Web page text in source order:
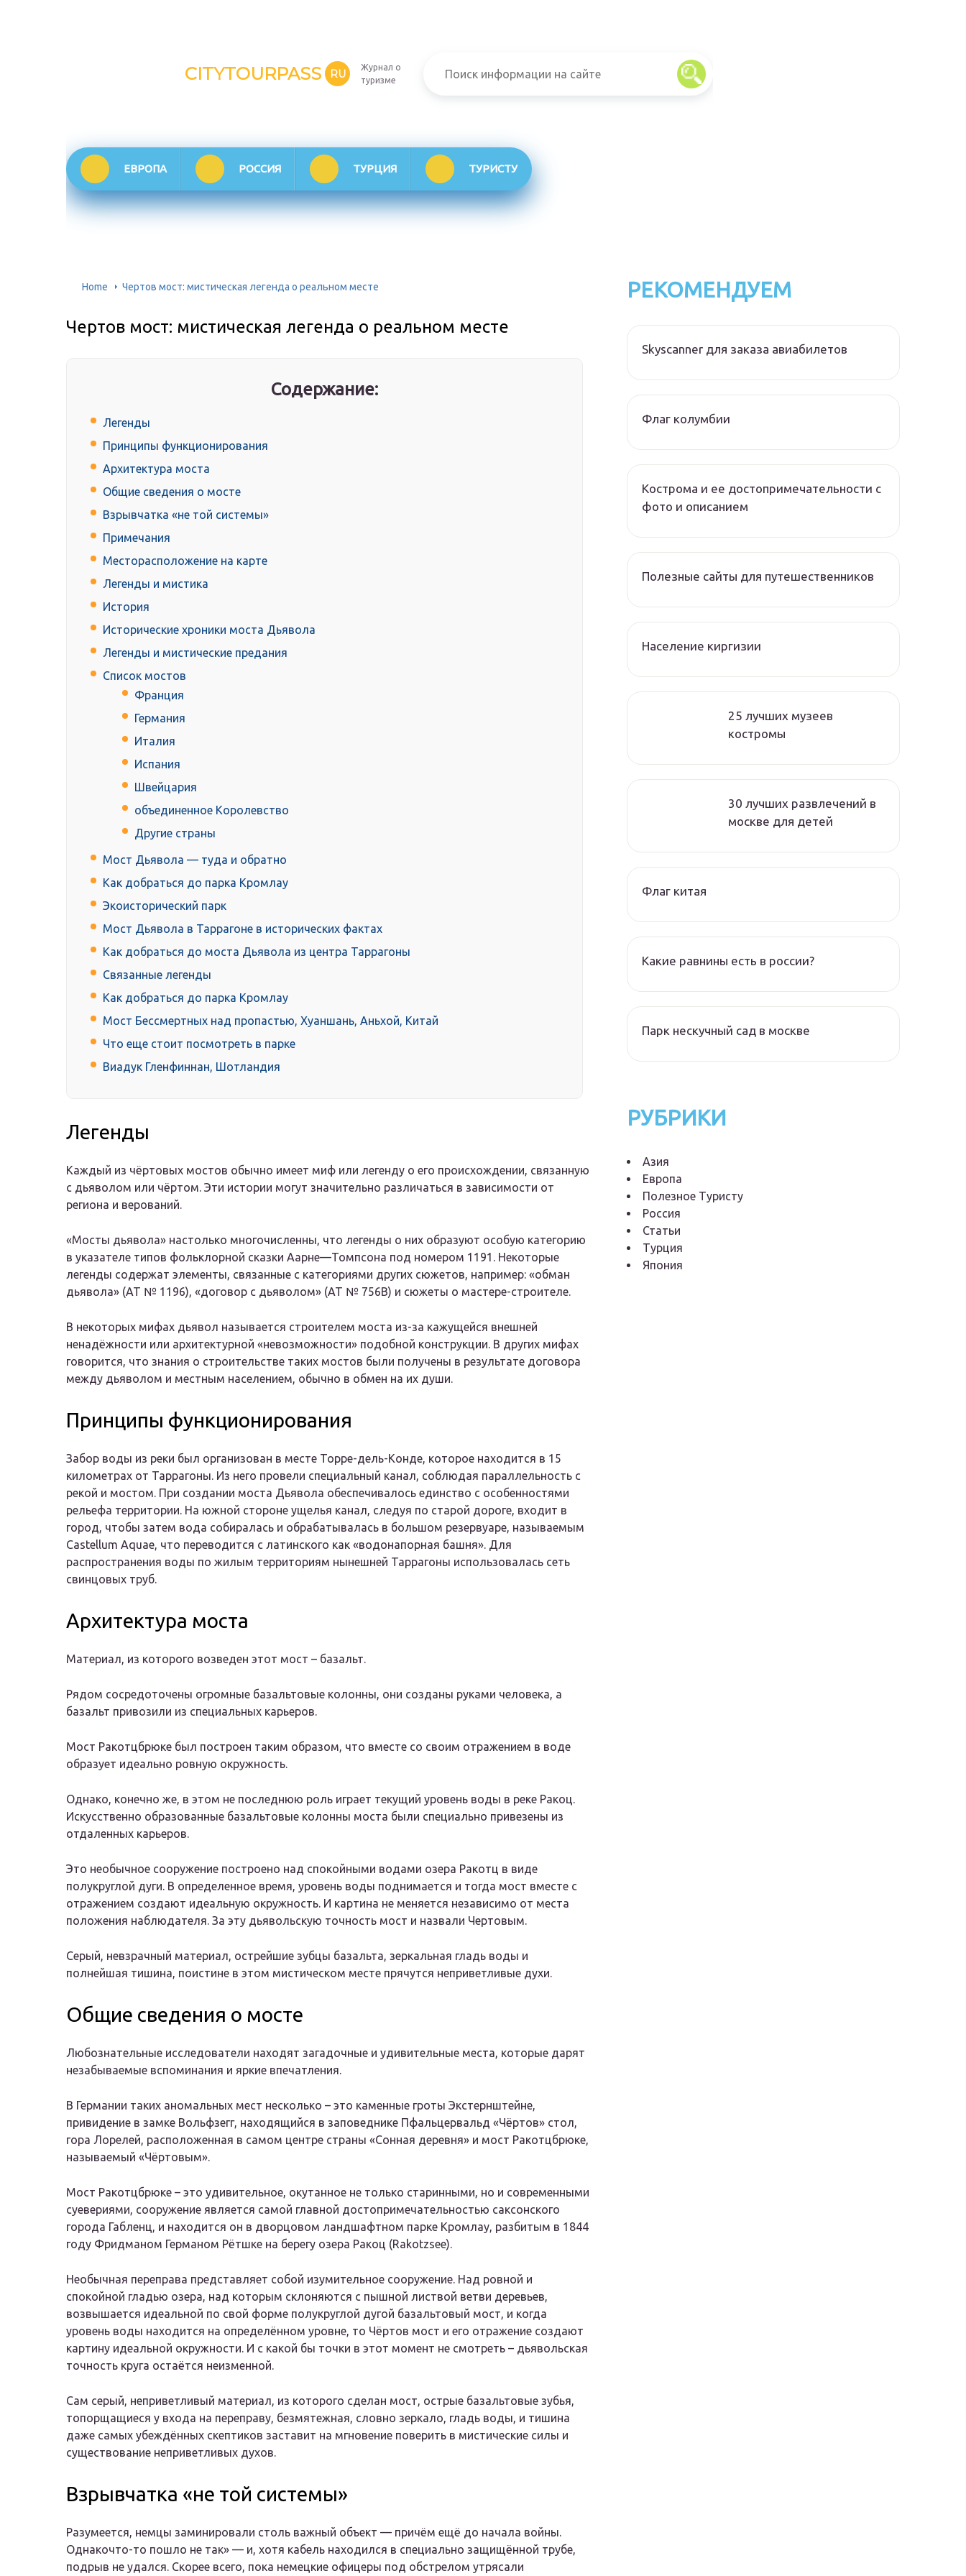
CITYTOURPASS RU
Журнал о
туризме
ЕВРОПА РОССИЯ ТУРЦИЯ ТУРИСТУ
Home Чертов мост: мистическая легенда о реальном месте
Чертов мост: мистическая легенда о реальном месте
Содержание:
Легенды
Принципы функционирования
Архитектура моста
Общие сведения о мосте
Взрывчатка «не той системы»
Примечания
Месторасположение на карте
Легенды и мистика
История
Исторические хроники моста Дьявола
Легенды и мистические предания
Список мостов
Франция
Германия
Италия
Испания
Швейцария
объединенное Королевство
Другие страны
Мост Дьявола — туда и обратно
Как добраться до парка Кромлау
Экоисторический парк
Мост Дьявола в Таррагоне в исторических фактах
Как добраться до моста Дьявола из центра Таррагоны
Связанные легенды
Как добраться до парка Кромлау
Мост Бессмертных над пропастью, Хуаншань, Аньхой, Китай
Что еще стоит посмотреть в парке
Виадук Гленфиннан, Шотландия
Легенды
Каждый из чёртовых мостов обычно имеет миф или легенду о его происхождении, связанную
с дьяволом или чёртом. Эти истории могут значительно различаться в зависимости от
региона и верований.
«Мосты дьявола» настолько многочисленны, что легенды о них образуют особую категорию
в указателе типов фольклорной сказки Аарне—Томпсона под номером 1191. Некоторые
легенды содержат элементы, связанные с категориями других сюжетов, например: «обман
дьявола» (AT № 1196), «договор с дьяволом» (AT № 756B) и сюжеты о мастере-строителе.
В некоторых мифах дьявол называется строителем моста из-за кажущейся внешней
ненадёжности или архитектурной «невозможности» подобной конструкции. В других мифах
говорится, что знания о строительстве таких мостов были получены в результате договора
между дьяволом и местным населением, обычно в обмен на их души.
Принципы функционирования
Забор воды из реки был организован в месте Торре-дель-Конде, которое находится в 15
километрах от Таррагоны. Из него провели специальный канал, соблюдая параллельность с
рекой и мостом. При создании моста Дьявола обеспечивалось единство с особенностями
рельефа территории. На южной стороне ущелья канал, следуя по старой дороге, входит в
город, чтобы затем вода собиралась и обрабатывалась в большом резервуаре, называемым
Castellum Aquae, что переводится с латинского как «водонапорная башня». Для
распространения воды по жилым территориям нынешней Таррагоны использовалась сеть
свинцовых труб.
Архитектура моста
Материал, из которого возведен этот мост – базальт.
Рядом сосредоточены огромные базальтовые колонны, они созданы руками человека, а
базальт привозили из специальных карьеров.
Мост Ракотцбрюке был построен таким образом, что вместе со своим отражением в воде
образует идеально ровную окружность.
Однако, конечно же, в этом не последнюю роль играет текущий уровень воды в реке Ракоц.
Искусственно образованные базальтовые колонны моста были специально привезены из
отдаленных карьеров.
Это необычное сооружение построено над спокойными водами озера Ракотц в виде
полукруглой дуги. В определенное время, уровень воды поднимается и тогда мост вместе с
отражением создают идеальную окружность. И картина не меняется независимо от места
положения наблюдателя. За эту дьявольскую точность мост и назвали Чертовым.
Серый, невзрачный материал, острейшие зубцы базальта, зеркальная гладь воды и
полнейшая тишина, поистине в этом мистическом месте прячутся неприветливые духи.
Общие сведения о мосте
Любознательные исследователи находят загадочные и удивительные места, которые дарят
незабываемые вспоминания и яркие впечатления.
В Германии таких аномальных мест несколько – это каменные гроты Экстернштейне,
привидение в замке Вольфзегг, находящийся в заповеднике Пфальцервальд «Чёртов» стол,
гора Лорелей, расположенная в самом центре страны «Сонная деревня» и мост Ракотцбрюке,
называемый «Чёртовым».
Мост Ракотцбрюке – это удивительное, окутанное не только старинными, но и современными
суевериями, сооружение является самой главной достопримечательностью саксонского
города Габленц, и находится он в дворцовом ландшафтном парке Кромлау, разбитым в 1844
году Фридманом Германом Рётшке на берегу озера Ракоц (Rakotzsee).
Необычная переправа представляет собой изумительное сооружение. Над ровной и
спокойной гладью озера, над которым склоняются с пышной листвой ветви деревьев,
возвышается идеальной по свой форме полукруглой дугой базальтовый мост, и когда
уровень воды находится на определённом уровне, то Чёртов мост и его отражение создают
картину идеальной окружности. И с какой бы точки в этот момент не смотреть – дьявольская
точность круга остаётся неизменной.
Сам серый, неприветливый материал, из которого сделан мост, острые базальтовые зубья,
топорщащиеся у входа на переправу, безмятежная, словно зеркало, гладь воды, и тишина
даже самых убеждённых скептиков заставит на мгновение поверить в мистические силы и
существование неприветливых духов.
Взрывчатка «не той системы»
Разумеется, немцы заминировали столь важный объект — причём ещё до начала войны.
Однакочто-то пошло не так» — и, хотя кабель находился в специально защищённой трубе,
подрыв не удался. Скорее всего, пока немецкие офицеры под обстрелом утрясали
РЕКОМЕНДУЕМ
Skyscanner для заказа авиабилетов
Флаг колумбии
Кострома и ее достопримечательности с
фото и описанием
Полезные сайты для путешественников
Население киргизии
25 лучших музеев
костромы
30 лучших развлечений в
москве для детей
Флаг китая
Какие равнины есть в россии?
Парк нескучный сад в москве
РУБРИКИ
Азия
Европа
Полезное Туристу
Россия
Статьи
Турция
Япония